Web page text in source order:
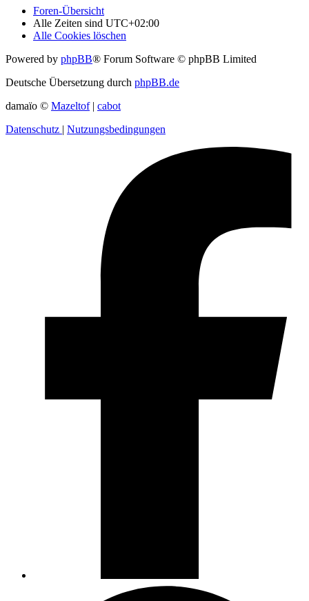
Foren-Übersicht
Alle Zeiten sind UTC+02:00
Alle Cookies löschen
Powered by phpBB® Forum Software © phpBB Limited
Deutsche Übersetzung durch phpBB.de
damaïo © Mazeltof| cabot
Datenschutz | Nutzungsbedingungen